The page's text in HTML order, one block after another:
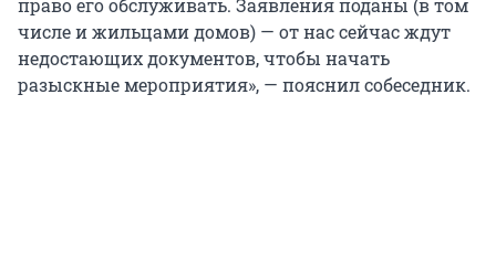
право его обслуживать. Заявления поданы (в том
числе и жильцами домов) — от нас сейчас ждут
недостающих документов, чтобы начать
разыскные мероприятия», — пояснил собеседник.